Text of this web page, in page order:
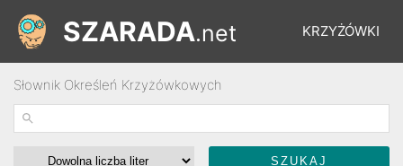
KRZYŻÓWKI
ŁAMIGŁÓWKI
SZARADA.net
Słownik Określeń Krzyżówkowych